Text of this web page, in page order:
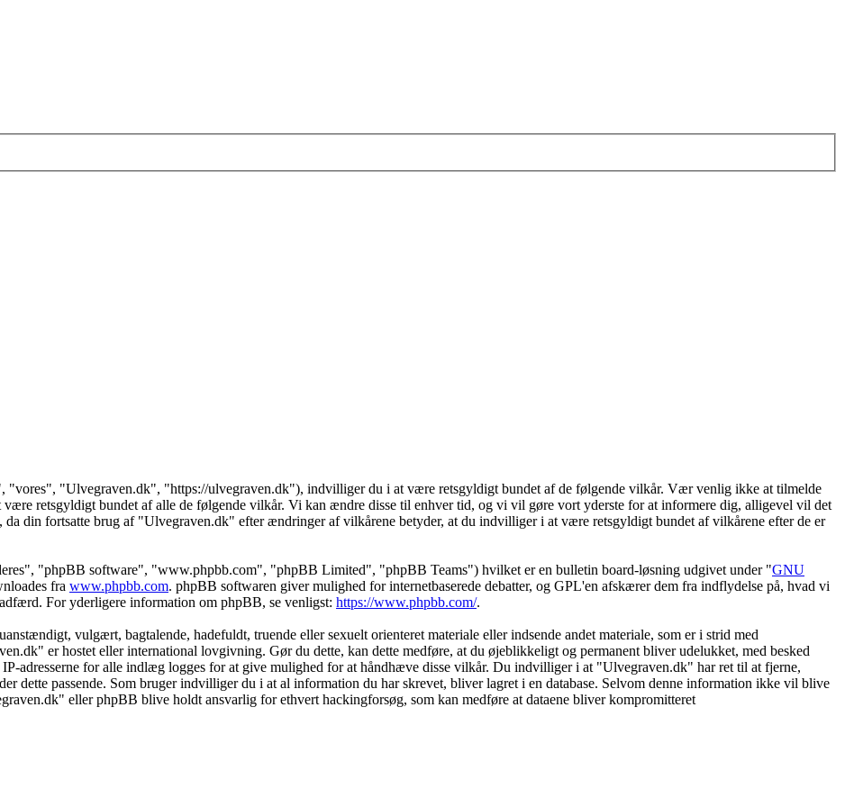
"Ulvegraven.dk", "https://ulvegraven.dk"), indvilliger du i at være retsgyldigt bundet af de følgende vilkår. Vær venlig ikke at tilmelde
retsgyldigt bundet af alle de følgende vilkår. Vi kan ændre disse til enhver tid, og vi vil gøre vort yderste for at informere dig, alligevel vil det
din fortsatte brug af "Ulvegraven.dk" efter ændringer af vilkårene betyder, at du indvilliger i at være retsgyldigt bundet af vilkårene efter de er
"phpBB software", "www.phpbb.com", "phpBB Limited", "phpBB Teams") hvilket er en bulletin board-løsning udgivet under "GNU
fra www.phpbb.com. phpBB softwaren giver mulighed for internetbaserede debatter, og GPL'en afskærer dem fra indflydelse på, hvad vi
For yderligere information om phpBB, se venligst: https://www.phpbb.com/.
vulgært, bagtalende, hadefuldt, truende eller sexuelt orienteret materiale eller indsende andet materiale, som er i strid med
er hostet eller international lovgivning. Gør du dette, kan dette medføre, at du øjeblikkeligt og permanent bliver udelukket, med besked
adresserne for alle indlæg logges for at give mulighed for at håndhæve disse vilkår. Du indvilliger i at "Ulvegraven.dk" har ret til at fjerne,
dette passende. Som bruger indvilliger du i at al information du har skrevet, bliver lagret i en database. Selvom denne information ikke vil blive
eller phpBB blive holdt ansvarlig for ethvert hackingforsøg, som kan medføre at dataene bliver kompromitteret